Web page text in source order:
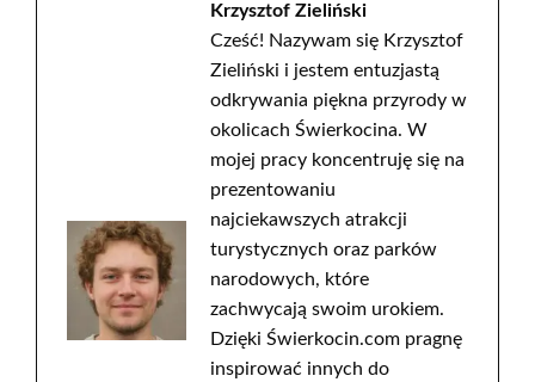
Krzysztof Zieliński
Cześć! Nazywam się Krzysztof
Zieliński i jestem entuzjastą
odkrywania piękna przyrody w
okolicach Świerkocina. W
mojej pracy koncentruję się na
prezentowaniu
najciekawszych atrakcji
turystycznych oraz parków
narodowych, które
zachwycają swoim urokiem.
Dzięki Świerkocin.com pragnę
inspirować innych do